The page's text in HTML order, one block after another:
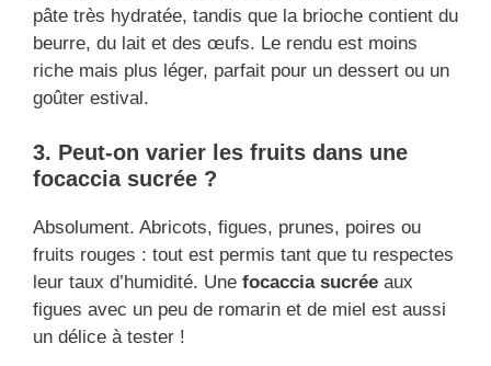
pâte très hydratée, tandis que la brioche contient du
beurre, du lait et des œufs. Le rendu est moins
riche mais plus léger, parfait pour un dessert ou un
goûter estival.
3. Peut-on varier les fruits dans une
focaccia sucrée ?
Absolument. Abricots, figues, prunes, poires ou
fruits rouges : tout est permis tant que tu respectes
leur taux d’humidité. Une focaccia sucrée aux
figues avec un peu de romarin et de miel est aussi
un délice à tester !